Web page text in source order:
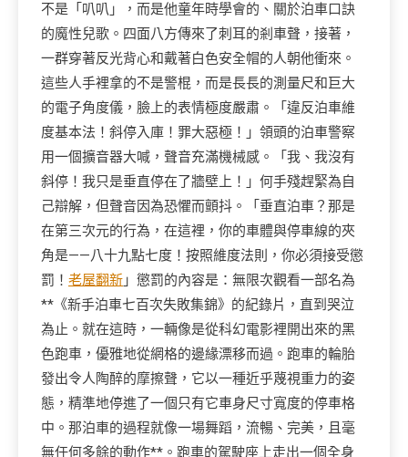
不是「叭叭」，而是他童年時學會的、關於泊車口訣
的魔性兒歌。四面八方傳來了刺耳的剎車聲，接著，
一群穿著反光背心和戴著白色安全帽的人朝他衝來。
這些人手裡拿的不是警棍，而是長長的測量尺和巨大
的電子角度儀，臉上的表情極度嚴肅。「違反泊車維
度基本法！斜停入庫！罪大惡極！」領頭的泊車警察
用一個擴音器大喊，聲音充滿機械感。「我、我沒有
斜停！我只是垂直停在了牆壁上！」何手殘趕緊為自
己辯解，但聲音因為恐懼而顫抖。「垂直泊車？那是
在第三次元的行為，在這裡，你的車體與停車線的夾
角是——八十九點七度！按照維度法則，你必須接受懲
罰！ 老屋翻新 」懲罰的內容是：無限次觀看一部名為
**《新手泊車七百次失敗集錦》的紀錄片，直到哭泣
為止。就在這時，一輛像是從科幻電影裡開出來的黑
色跑車，優雅地從網格的邊緣漂移而過。跑車的輪胎
發出令人陶醉的摩擦聲，它以一種近乎蔑視重力的姿
態，精準地停進了一個只有它車身尺寸寬度的停車格
中。那泊車的過程就像一場舞蹈，流暢、完美，且毫
無任何多餘的動作**。跑車的駕駛座上走出一個全身